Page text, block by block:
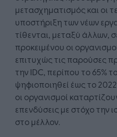
μετασχηματισμός και οι
υποστήριξη των νέων
τίθενται, μεταξύ άλλων,
προκειμένου οι
επιτυχώς τις παρούσες
την IDC, περίπου το 65%
ψηφιοποιηθεί έως το
οι οργανισμοί
επενδύσεις με στόχο την
στο μέλλον.